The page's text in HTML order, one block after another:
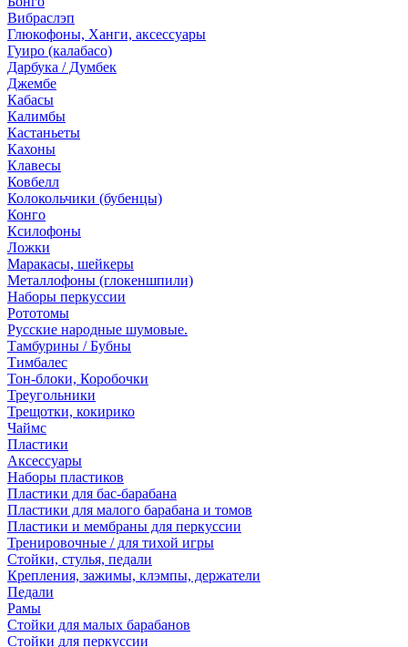
Вибраслэп
Глюкофоны, Ханги, аксессуары
Гуиро (калабасо)
Дарбука / Думбек
Джембе
Кабасы
Калимбы
Кастаньеты
Кахоны
Клавесы
Ковбелл
Колокольчики (бубенцы)
Конго
Ксилофоны
Ложки
Маракасы, шейкеры
Металлофоны (глокеншпили)
Наборы перкуссии
Рототомы
Русские народные шумовые.
Тамбурины / Бубны
Тимбалес
Тон-блоки, Коробочки
Треугольники
Трещотки, кокирико
Чаймс
Пластики
Аксессуары
Наборы пластиков
Пластики для бас-барабана
Пластики для малого барабана и томов
Пластики и мембраны для перкуссии
Тренировочные / для тихой игры
Стойки, стулья, педали
Крепления, зажимы, клэмпы, держатели
Педали
Рамы
Стойки для малых барабанов
Стойки для перкуссии